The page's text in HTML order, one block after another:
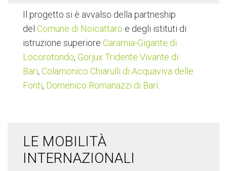
Il progetto si è avvalso della partneship
del Comune di Noicattaro e degli istituti di
istruzione superiore Caramia-Gigante di
Locorotondo, Gorjux Tridente Vivante di
Bari, Colamonico Chiarulli di Acquaviva delle
Fonti, Domenico Romanazzi di Bari
LE MOBILITÀ
INTERNAZIONALI